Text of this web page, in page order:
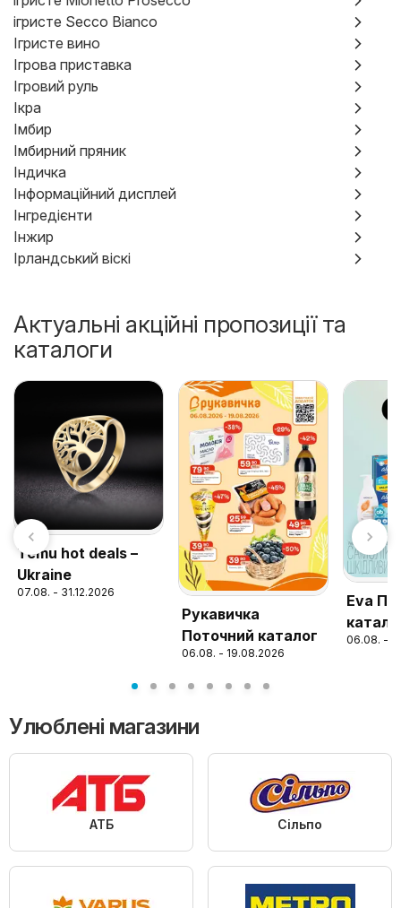
ігристе Secco Bianco
Ігристе вино
Ігрова приставка
Ігровий руль
Ікра
Імбир
Імбирний пряник
Індичка
Інформаційний дисплей
Інгредієнти
Інжир
Ірландський віскі
Актуальні акційні пропозиції та
каталоги
Temu hot deals –
Ukraine
07.08. - 31.12.2026
Рукавичка
Поточний каталог
06.08. - 19.08.2026
Eva
06.08. -
Улюблені магазини
АТБ Сільпо